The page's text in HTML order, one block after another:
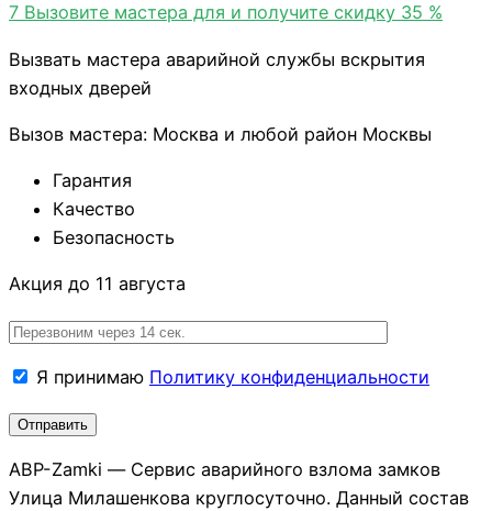
7 Вызовите мастера для и получите скидку 35 %
Вызвать мастера аварийной службы вскрытия
входных дверей
Вызов мастера: Москва и любой район Москвы
Гарантия
Качество
Безопасность
Акция до 11 августа
Я принимаю Политику конфиденциальности
АВР-Zamki — Сервис аварийного взлома замков
Улица Милашенкова круглосуточно. Данный состав